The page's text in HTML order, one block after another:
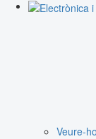
Veure-